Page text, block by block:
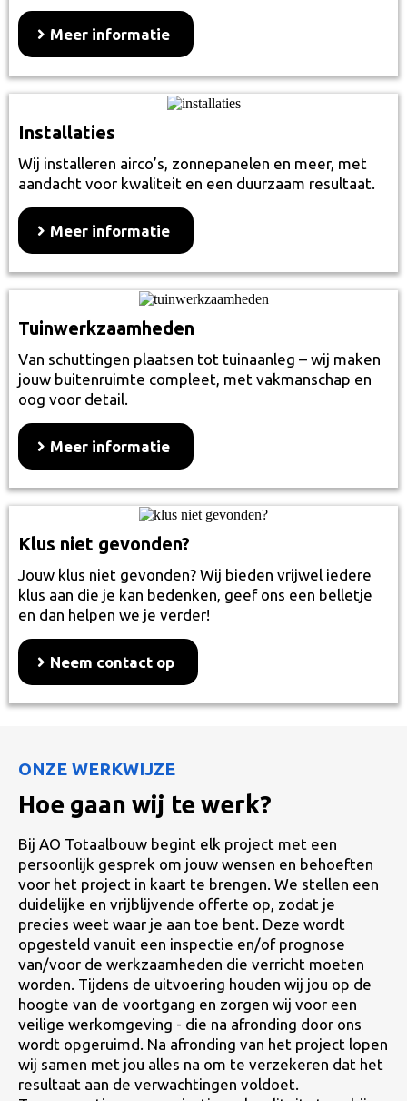
Meer informatie
Installaties
Wij installeren airco’s, zonnepanelen en meer, met
aandacht voor kwaliteit en een duurzaam resultaat.
Meer informatie
Tuinwerkzaamheden
Van schuttingen plaatsen tot tuinaanleg – wij maken
jouw buitenruimte compleet, met vakmanschap en
oog voor detail.
Meer informatie
Klus niet gevonden?
Jouw klus niet gevonden? Wij bieden vrijwel iedere
klus aan die je kan bedenken, geef ons een belletje
en dan helpen we je verder!
Neem contact op
ONZE WERKWIJZE
Hoe gaan wij te werk?
Bij AO Totaalbouw begint elk project met een
persoonlijk gesprek om jouw wensen en behoeften
voor het project in kaart te brengen. We stellen een
duidelijke en vrijblijvende offerte op, zodat je
precies weet waar je aan toe bent. Deze wordt
opgesteld vanuit een inspectie en/of prognose
van/voor de werkzaamheden die verricht moeten
worden. Tijdens de uitvoering houden wij jou op de
hoogte van de voortgang en zorgen wij voor een
veilige werkomgeving - die na afronding door ons
wordt opgeruimd. Na afronding van het project lopen
wij samen met jou alles na om te verzekeren dat het
resultaat aan de verwachtingen voldoet.